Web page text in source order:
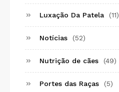
Luxação Da Patela (11)
Notícias (52)
Nutrição de cães (49)
Portes das Raças (5)